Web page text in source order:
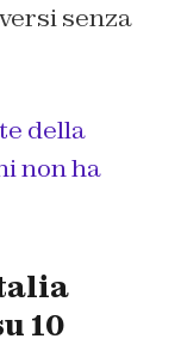
senza
della
non ha
10